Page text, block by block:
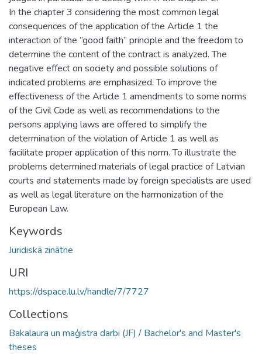
In the chapter 3 considering the most common legal
consequences of the application of the Article 1 the
interaction of the ”good faith” principle and the freedom to
determine the content of the contract is analyzed. The
negative effect on society and possible solutions of
indicated problems are emphasized. To improve the
effectiveness of the Article 1 amendments to some norms
of the Civil Code as well as recommendations to the
persons applying laws are offered to simplify the
determination of the violation of Article 1 as well as
facilitate proper application of this norm. To illustrate the
problems determined materials of legal practice of Latvian
courts and statements made by foreign specialists are used
as well as legal literature on the harmonization of the
European Law.
Keywords
Juridiskā zinātne
URI
https://dspace.lu.lv/handle/7/7727
Collections
Bakalaura un maģistra darbi (JF) / Bachelor's and Master's
theses